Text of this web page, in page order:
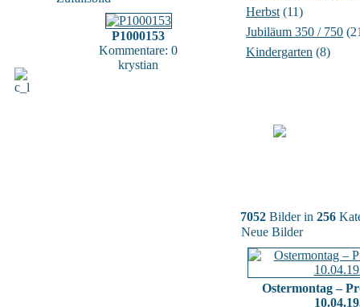
P1000153
Kommentare: 0
krystian
Herbst (11)
Jubiläum 350 / 750
Kindergarten (8)
7052 Bilder in 256
Neue Bilder
Ostermontag –